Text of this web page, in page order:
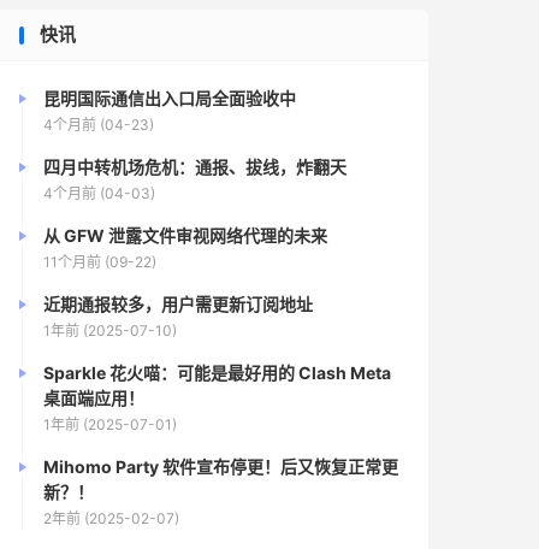
快讯
昆明国际通信出入口局全面验收中
4个月前 (04-23)
四月中转机场危机：通报、拔线，炸翻天
4个月前 (04-03)
从 GFW 泄露文件审视网络代理的未来
11个月前 (09-22)
近期通报较多，用户需更新订阅地址
1年前 (2025-07-10)
Sparkle 花火喵：可能是最好用的 Clash Meta
桌面端应用！
1年前 (2025-07-01)
Mihomo Party 软件宣布停更！后又恢复正常更
新？！
2年前 (2025-02-07)